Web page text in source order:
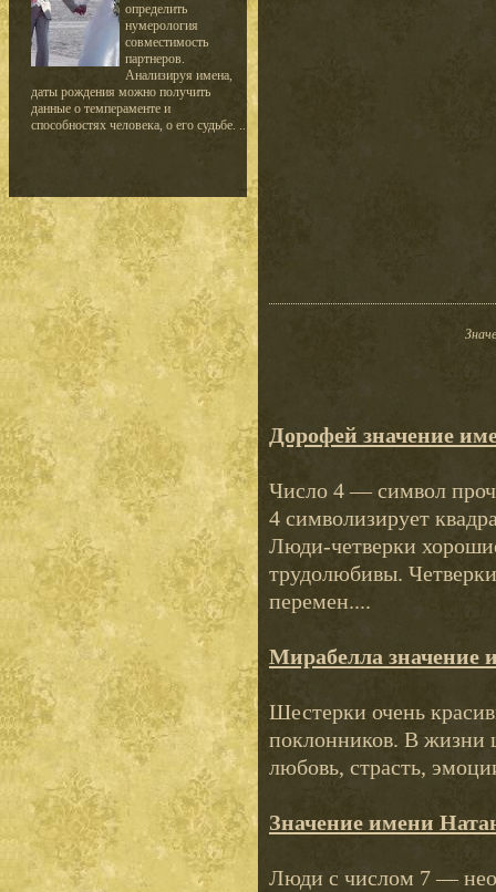
определить
нумерология
совместимость
партнеров.
Анализируя имена,
даты рождения можно получить
данные о темпераменте и
способностях человека, о его судьбе. ..
Дорофей значение
Число 4 — символ
4 символизирует
Люди-четверки
трудолюбивы.
перемен....
Мирабелла значение
Шестерки очень
поклонников. В жизни
любовь, страсть,
Значение имени
Люди с числом 7 —